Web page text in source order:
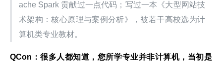
ache Spark 贡献过一点代码；写过一本《大型网站技
术架构：核心原理与案例分析》，被若干高校选为计
算机类专业教材。
QCon：很多人都知道，您所学专业并非计算机，当初是